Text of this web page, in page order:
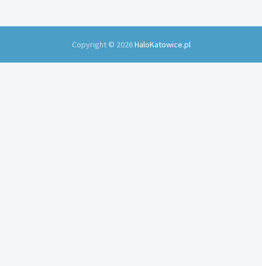
Copyright © 2026HaloKatowice.pl